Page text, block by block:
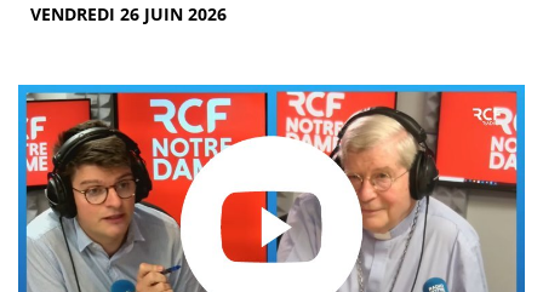
VENDREDI 26 JUIN 2026